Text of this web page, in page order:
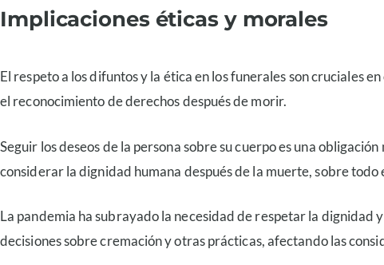
Implicaciones éticas y morales
El respeto a los difuntos y la ética en los funerales son cruciales
el reconocimiento de derechos después de morir.
Seguir los deseos de la persona sobre su cuerpo es una
considerar la dignidad humana después de la muerte, sobre todo
La pandemia ha subrayado la necesidad de respetar la dignidad
decisiones sobre cremación y otras prácticas, afectando las